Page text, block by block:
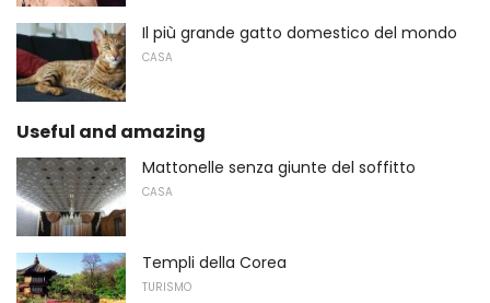
Il più grande gatto domestico del mondo
CASA
Useful and amazing
Mattonelle senza giunte del soffitto
CASA
Templi della Corea
TURISMO